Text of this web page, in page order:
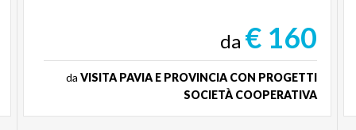
Conservatorio Vittadini e il Liceo Volta.
La mostra sarà visitabile presso la sala b dall'8 al 28
di giugno, nei giorni di giovedì venerdì, sabato e
domenica, dalle ore 16.00 alle ore 20.00
da € 160
da VISITA PAVIA E PROVINCIA CON PROGETTI
SOCIETÀ COOPERATIVA